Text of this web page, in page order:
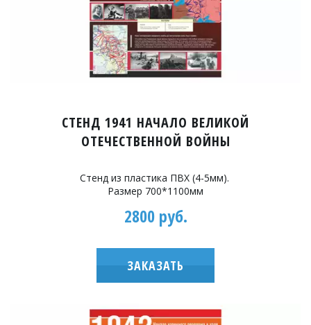
СТЕНД 1941 НАЧАЛО ВЕЛИКОЙ
ОТЕЧЕСТВЕННОЙ ВОЙНЫ
Стенд из пластика ПВХ (4-5мм).
Размер 700*1100мм
2800 руб.
ЗАКАЗАТЬ